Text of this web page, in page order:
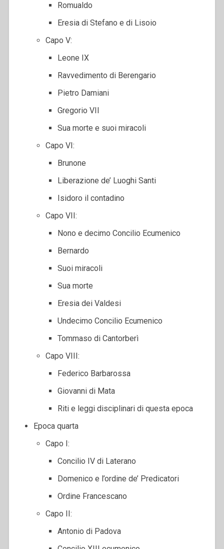
Romualdo
Eresia di Stefano e di Lisoio
Capo V:
Leone IX
Ravvedimento di Berengario
Pietro Damiani
Gregorio VII
Sua morte e suoi miracoli
Capo VI:
Brunone
Liberazione de’ Luoghi Santi
Isidoro il contadino
Capo VII:
Nono e decimo Concilio Ecumenico
Bernardo
Suoi miracoli
Sua morte
Eresia dei Valdesi
Undecimo Concilio Ecumenico
Tommaso di Cantorberì
Capo VIII:
Federico Barbarossa
Giovanni di Mata
Riti e leggi disciplinari di questa epoca
Epoca quarta
Capo I:
Concilio IV di Laterano
Domenico e l’ordine de’ Predicatori
Ordine Francescano
Capo II:
Antonio di Padova